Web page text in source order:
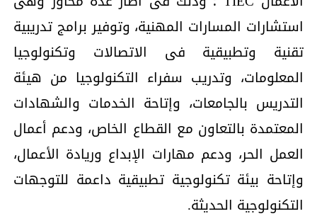
استشارات المسارات المهنية، وتوفير برامج تدريبية
تقنية وتطبيقية فى الاتصالات وتكنولوجيا
المعلومات، وتدريب سفراء التكنولوجيا من هيئة
التدريس بالجامعات، وإتاحة الخدمات والشهادات
المعتمدة بالتعاون مع القطاع الخاص، ودعم أعمال
العمل الحر، ودعم مهارات الإبداع وريادة الأعمال،
وإتاحة بيئة تكنولوجية تطبيقية داعمة للتوجهات
التكنولوجية الحديثة.